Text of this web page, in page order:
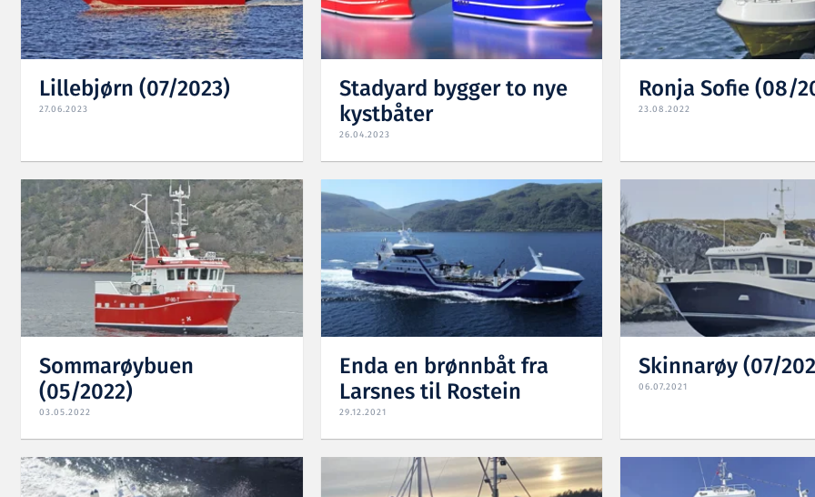
Lillebjørn (07/2023)
27.06.2023
Stadyard bygger to nye
kystbåter
26.04.2023
Ronja Sofie (08/
23.08.2022
Sommarøybuen
(05/2022)
03.05.2022
Enda en brønnbåt fra
Larsnes til Rostein
29.12.2021
Skinnarøy (07/
06.07.2021